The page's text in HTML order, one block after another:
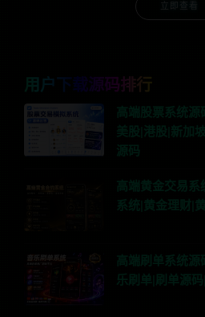
立即查看
用户下载源码排行
高端股票系统源
美股|港股|新加
源码
高端黄金交易系
系统|黄金理财|
高端刷单系统源
乐刷单|刷单源